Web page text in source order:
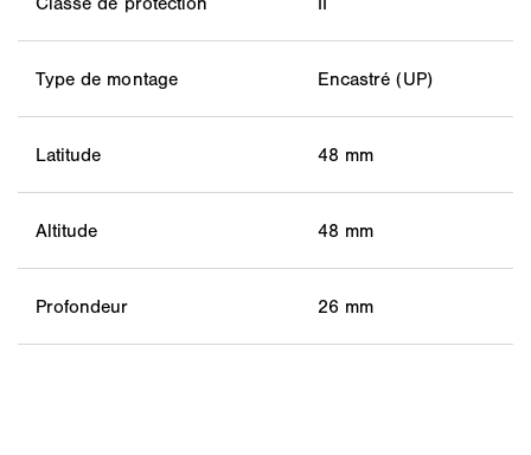
Type de montage Encastré (UP)
Latitude 48 mm
Altitude 48 mm
Profondeur 26 mm